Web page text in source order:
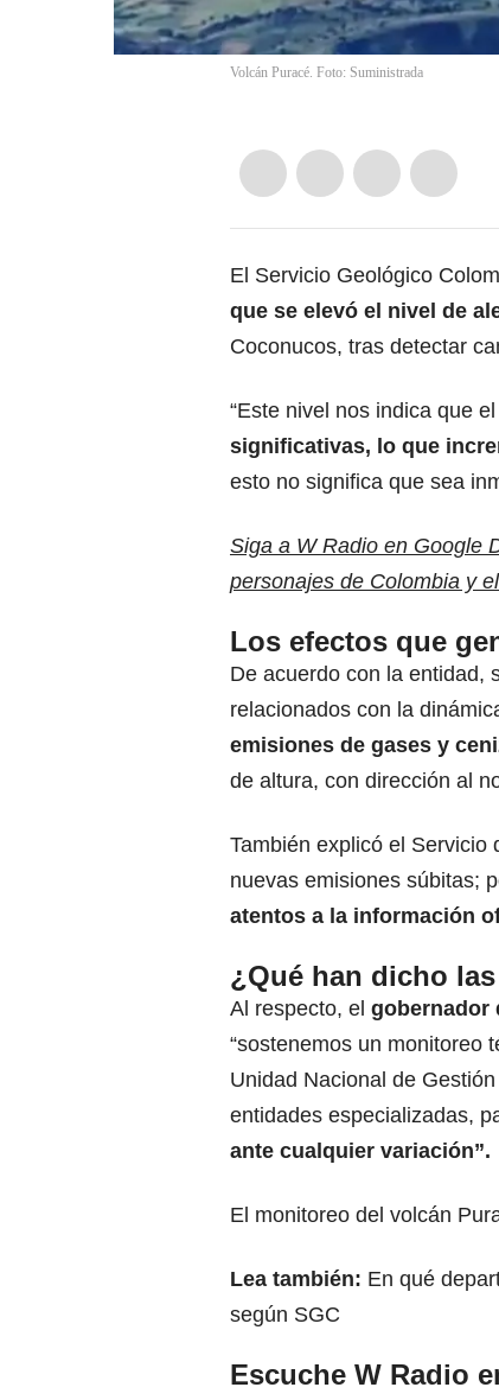
Volcán Puracé. Foto: Suministrada
El Servicio Geológico
que se elevó el nivel de
Coconucos, tras detectar
“Este nivel nos indica que el
significativas, lo que
esto no significa que sea
Siga a W Radio en Google
personajes de Colombia y
Los efectos que
De acuerdo con la entidad,
relacionados con la
emisiones de gases y
de altura, con dirección al
También explicó el Servicio
nuevas emisiones súbitas;
atentos a la información
¿Qué han dicho
Al respecto, el gobernador
“sostenemos un monitoreo
Unidad Nacional de
entidades especializadas,
ante cualquier variación”.
El monitoreo del volcán
Lea también: En qué
según SGC
Escuche W Radio